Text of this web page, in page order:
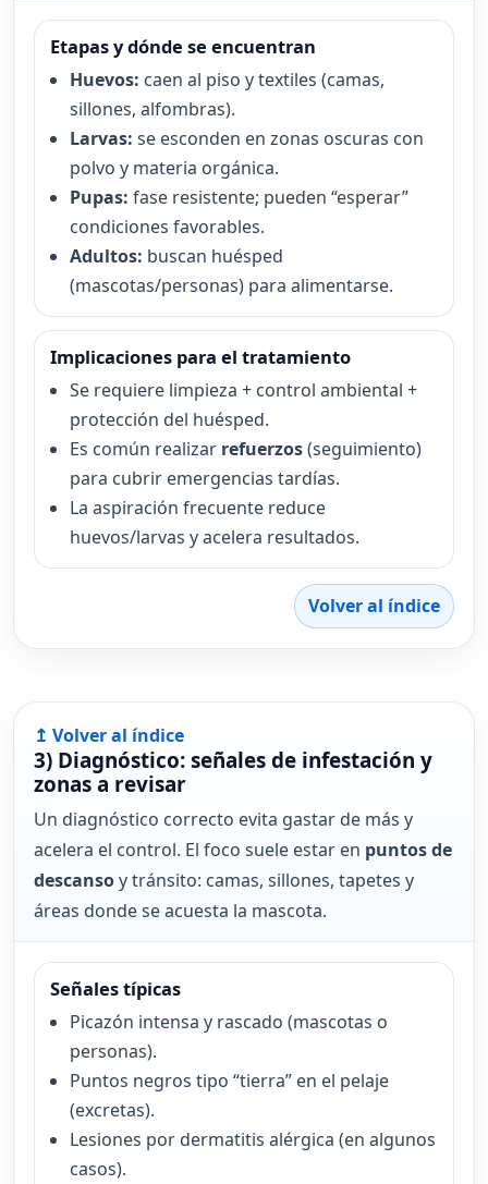
Etapas y dónde se encuentran
Huevos: caen al piso y textiles (camas,
sillones, alfombras).
Larvas: se esconden en zonas oscuras con
polvo y materia orgánica.
Pupas: fase resistente; pueden “esperar”
condiciones favorables.
Adultos: buscan huésped
(mascotas/personas) para alimentarse.
Implicaciones para el tratamiento
Se requiere limpieza + control ambiental +
protección del huésped.
Es común realizar refuerzos(seguimiento)
para cubrir emergencias tardías.
La aspiración frecuente reduce
huevos/larvas y acelera resultados.
Volver al índice
↥ Volver al índice
3) Diagnóstico: señales de infestación y
zonas a revisar
Un diagnóstico correcto evita gastar de más y
acelera el control. El foco suele estar en puntos de
descansoy tránsito: camas, sillones, tapetes y
áreas donde se acuesta la mascota.
Señales típicas
Picazón intensa y rascado (mascotas o
personas).
Puntos negros tipo “tierra” en el pelaje
(excretas).
Lesiones por dermatitis alérgica (en algunos
casos).